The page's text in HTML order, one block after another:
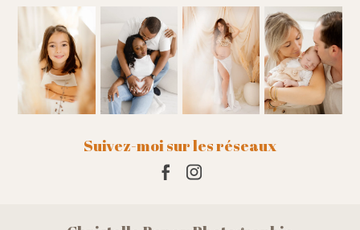
Suivez-moi sur les réseaux